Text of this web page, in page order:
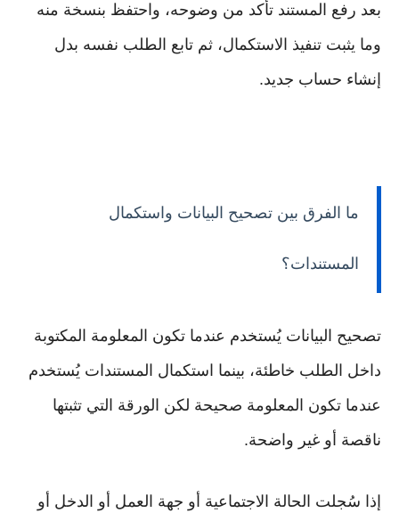
بعد رفع المستند تأكد من وضوحه، واحتفظ بنسخة منه
وما يثبت تنفيذ الاستكمال، ثم تابع الطلب نفسه بدل
إنشاء حساب جديد.
ما الفرق بين تصحيح البيانات واستكمال
المستندات؟
تصحيح البيانات يُستخدم عندما تكون المعلومة المكتوبة
داخل الطلب خاطئة، بينما استكمال المستندات يُستخدم
عندما تكون المعلومة صحيحة لكن الورقة التي تثبتها
ناقصة أو غير واضحة.
إذا سُجلت الحالة الاجتماعية أو جهة العمل أو الدخل أو